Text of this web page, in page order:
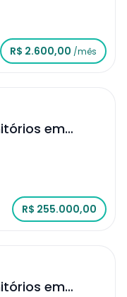
R$ 2.600,00 /mês
em
R$ 255.000,00
em